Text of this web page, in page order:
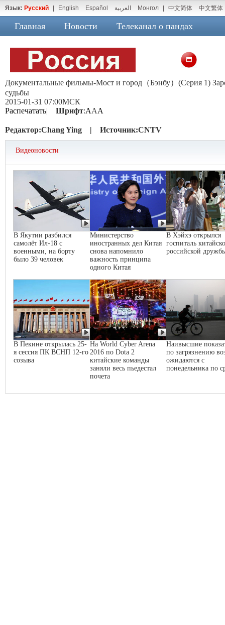
Язык: Русский English Español العربية Монгол 中文简体 中文繁体
Главная Новости Телеканал о пандах
Документальные фильмы-Мост и город（Бэнбу）(Серия 1)
судьбы
2015-01-31 07:00МСК
Распечатать| Шрифт:AAA
Редактор:Chang Ying | Источник:CNTV
Видеоновости
В Якутии разбился
самолёт Ил-18 с
военными, на борту
было 39 человек
Министерство
иностранных дел Китая
снова напомнило
важность принципа
одного Китая
В Хэйхэ открылся
госпиталь
российской
В Пекине открылась 25-
я сессия ПК ВСНП 12-го
созыва
На World Cyber Arena
2016 по Dota 2
китайские команды
заняли весь пьедестал
почета
Наивысшие
по загрязнению
ожидаются с
понедельника по